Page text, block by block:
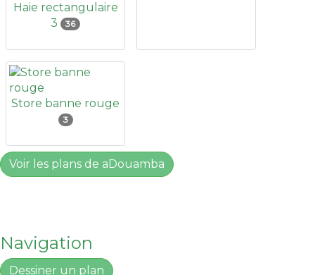
Haie rectangulaire
3
36
Store banne rouge
3
Voir les plans de aDouamba
Navigation
Dessiner un plan